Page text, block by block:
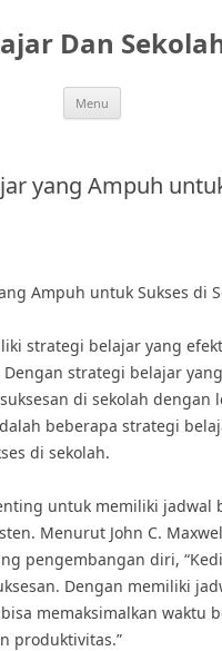
Dan
Menu
yang Ampuh
Ampuh untuk Sukses di
strategi belajar yang
strategi belajar
di sekolah dengan
beberapa strategi
di sekolah.
untuk memiliki jadwal
Menurut John C.
pengembangan diri,
Dengan memiliki
memaksimalkan waktu
produktivitas.”